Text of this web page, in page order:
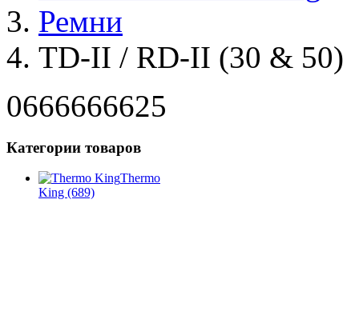
Ремни
TD-II / RD-II (30 & 50)
0666666625
Категории товаров
Thermo
King (689)